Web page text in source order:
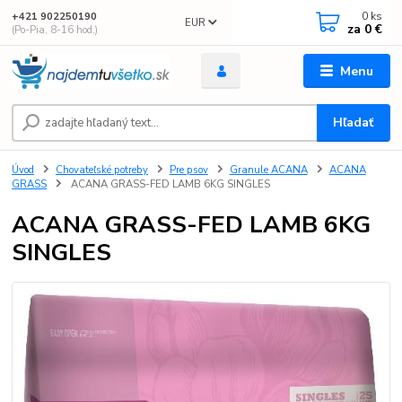
Menu
EUR
Hľadať
+421 902250190
(Po-Pia, 8-16 hod.)
0 ks
za 0 €
Úvod Chovateľské potreby Pre psov Granule ACANA
ACANA
GRASS
ACANA GRASS-FED LAMB 6KG SINGLES
ACANA GRASS-FED LAMB 6KG
SINGLES